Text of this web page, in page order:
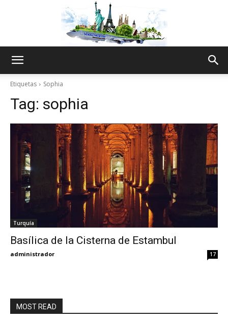
Thru
My
Etiquetas Sophia
Tag: sophia
Turquía
Basílica de la Cisterna de Estambul
administrador 17
MOST READ